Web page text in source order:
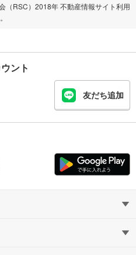
（RSC）2018年 不動産情報サイト利用
ント
友だち追加